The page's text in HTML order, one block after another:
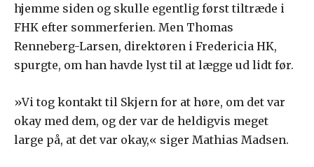
hjemme siden og skulle egentlig først tiltræde i
FHK efter sommerferien. Men Thomas
Renneberg-Larsen, direktøren i Fredericia HK,
spurgte, om han havde lyst til at lægge ud lidt før.
»Vi tog kontakt til Skjern for at høre, om det var
okay med dem, og der var de heldigvis meget
large på, at det var okay,« siger Mathias Madsen.